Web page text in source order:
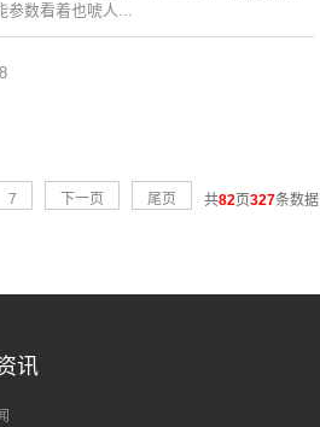
参数看着也唬人...
7 下一页 尾页 共82页327条数据
讯